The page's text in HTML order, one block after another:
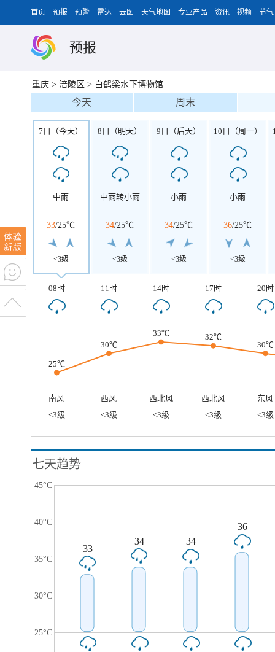
首页 预报 预警 雷达 云图 天气地图 专业产品 资讯 视频 节气
预报
重庆 > 涪陵区 > 白鹤梁水下博物馆
今天 周末
7日（今天）
中雨
33/25℃
<3级
8日（明天）
中雨转小雨
34/25℃
<3级
9日（后天）
小雨
34/25℃
<3级
10日（周一）
小雨
36/25℃
<3级
08时 11时 14时 17时 20时
25℃
30℃
33℃
32℃
30℃
南风 西风 西北风 西北风
东风
<3级
<3级 <3级 <3级 <3级
七天趋势
45°C
40°C
35°C
30°C
25°C
33
34 34
36